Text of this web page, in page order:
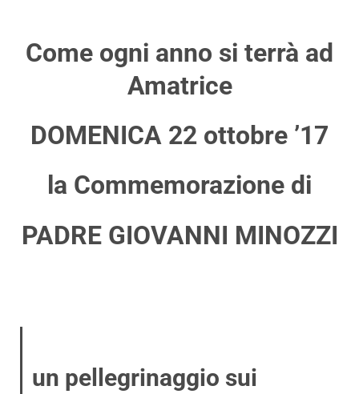
Come ogni anno si terrà ad
Amatrice
DOMENICA 22 ottobre ’17
la Commemorazione di
PADRE GIOVANNI MINOZZI
un pellegrinaggio sui